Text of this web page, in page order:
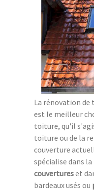
La rénovation de
est le meilleur
toiture, qu'il
toiture ou de la
couverture
spécialise dans
couvertureset
bardeaux usés ou